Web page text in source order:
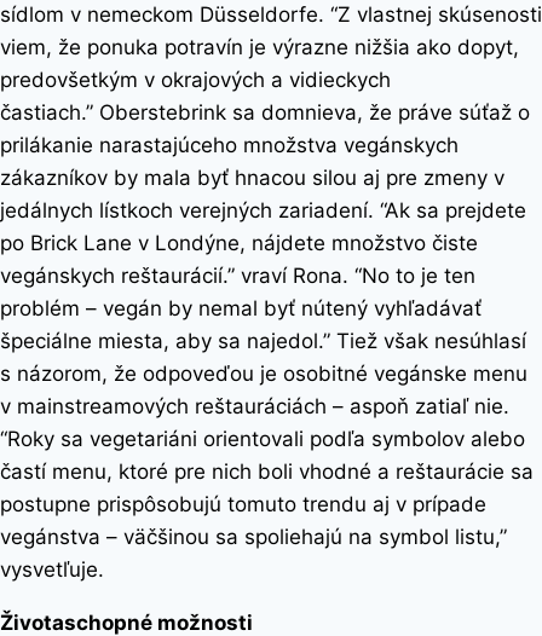
sídlom v nemeckom Düsseldorfe. “Z vlastnej skúsenosti
viem, že ponuka potravín je výrazne nižšia ako dopyt,
predovšetkým v okrajových a vidieckych
častiach.” Oberstebrink sa domnieva, že práve súťaž o
prilákanie narastajúceho množstva vegánskych
zákazníkov by mala byť hnacou silou aj pre zmeny v
jedálnych lístkoch verejných zariadení. “Ak sa prejdete
po Brick Lane v Londýne, nájdete množstvo čiste
vegánskych reštaurácií.” vraví Rona. “No to je ten
problém – vegán by nemal byť nútený vyhľadávať
špeciálne miesta, aby sa najedol.” Tiež však nesúhlasí
s názorom, že odpoveďou je osobitné vegánske menu
v mainstreamových reštauráciách – aspoň zatiaľ nie.
“Roky sa vegetariáni orientovali podľa symbolov alebo
častí menu, ktoré pre nich boli vhodné a reštaurácie sa
postupne prispôsobujú tomuto trendu aj v prípade
vegánstva – väčšinou sa spoliehajú na symbol listu,”
vysvetľuje.
Životaschopné možnosti